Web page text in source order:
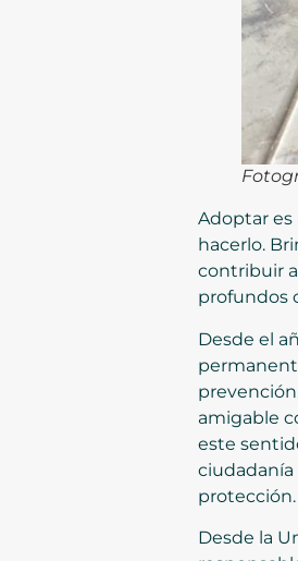
Adoptar es
hacerlo.
contribuir
profundos
Desde el
amigable
este
ciudadanía
protección.
Desde la